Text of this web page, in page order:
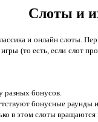
Слоты и
и онлайн слоты.
(то есть, если
разных бонусов.
бонусные
в этом слоты